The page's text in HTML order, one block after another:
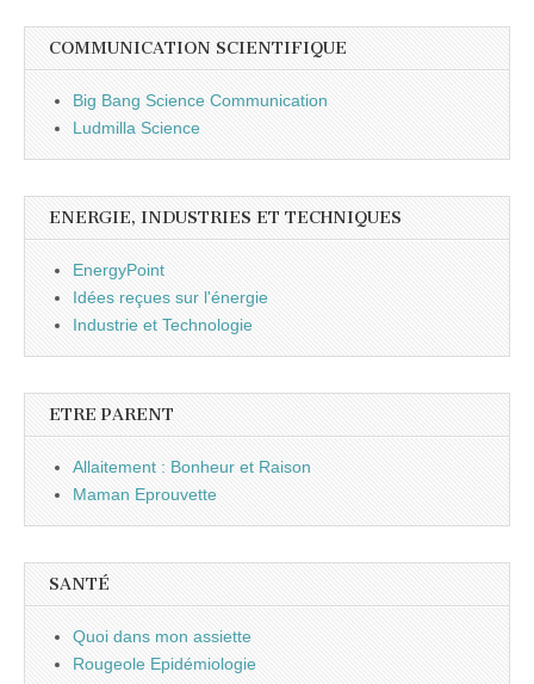
COMMUNICATION SCIENTIFIQUE
Big Bang Science Communication
Ludmilla Science
ENERGIE, INDUSTRIES ET TECHNIQUES
EnergyPoint
Idées reçues sur l'énergie
Industrie et Technologie
ETRE PARENT
Allaitement : Bonheur et Raison
Maman Eprouvette
SANTÉ
Quoi dans mon assiette
Rougeole Epidémiologie